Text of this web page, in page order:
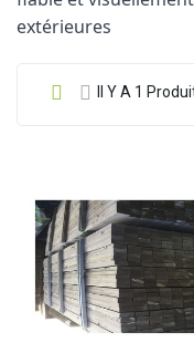
extérieures
Il Y A 1